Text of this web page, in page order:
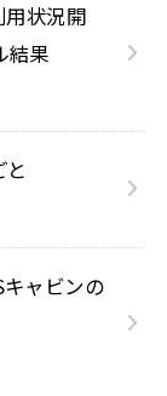
状況開
結果
ャビンの